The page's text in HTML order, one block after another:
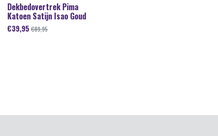
Dekbedovertrek Pima
Katoen Satijn Isao Goud
€39,95 €89,95